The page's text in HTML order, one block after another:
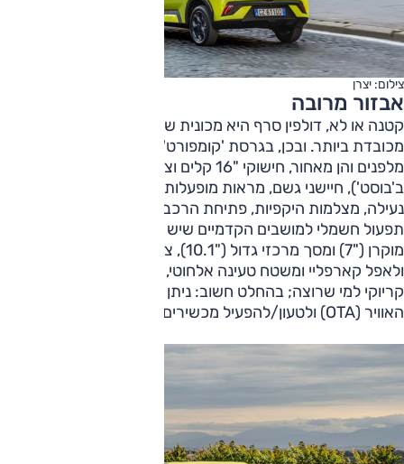
צילום: יצרן
אבזור מרובה
קטנה או לא, דולפין סרף היא מכונית שרמת האבזור שלה
מכובדת ביותר. ובכן, בגרסת 'קומפורט' תאורת לד מלאה, הן
ב'בוסט'), חיישני גשם, מראות מופעלות חשמל המתקפלות עם
נעילה, מצלמות היקפיות, פתיחת הרכב גם באמצעות סמארטפון,
תפעול חשמלי למושבים הקדמיים שיש בהם חימום, לוח מחוונים
מוקרן ("7) ומסך מרכזי גדול ("10.1), צימוד אלחוטי לאנדרואיד
ולאפל קארפליי ומשטח טעינה אלחוטי, תפעול קולי גם לניווט,
קריוקי למי שרוצה; בהחלט חשוב: ניתן לעדכן את הרכב דרך
האוויר (OTA) ולטעון/להפעיל מכשירים חיצוניים (V2L).